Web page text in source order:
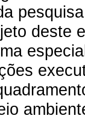
deste